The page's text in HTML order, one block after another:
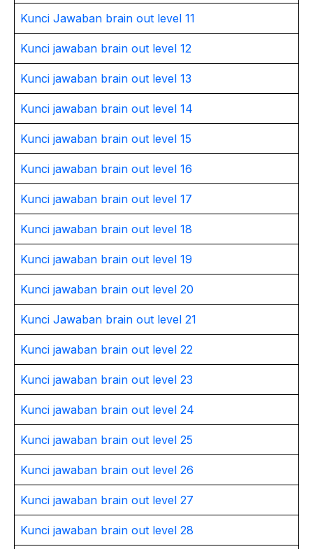
Kunci Jawaban brain out level 11
Kunci jawaban brain out level 12
Kunci jawaban brain out level 13
Kunci jawaban brain out level 14
Kunci jawaban brain out level 15
Kunci jawaban brain out level 16
Kunci jawaban brain out level 17
Kunci jawaban brain out level 18
Kunci jawaban brain out level 19
Kunci jawaban brain out level 20
Kunci Jawaban brain out level 21
Kunci jawaban brain out level 22
Kunci jawaban brain out level 23
Kunci jawaban brain out level 24
Kunci jawaban brain out level 25
Kunci jawaban brain out level 26
Kunci jawaban brain out level 27
Kunci jawaban brain out level 28